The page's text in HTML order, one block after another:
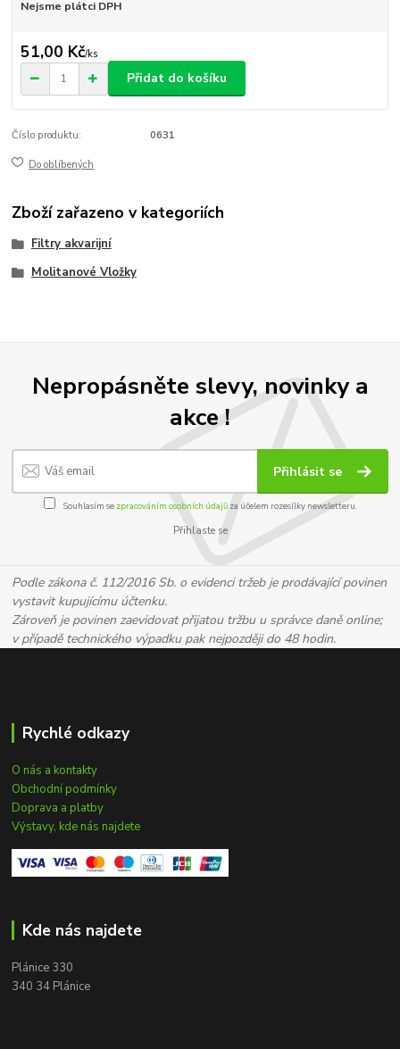
Nejsme plátci DPH
51,00 Kč/ks
Přidat do košíku
Číslo produktu: 0631
Do oblíbených
Zboží zařazeno v kategoriích
Filtry akvarijní
Molitanové Vložky
Nepropásněte slevy, novinky a
akce !
Přihlásit se
Souhlasím se zpracováním osobních údajůza účelem rozesílky newsletteru.
Přihlaste se
Podle zákona č. 112/2016 Sb. o evidenci tržeb je prodávající povinen
vystavit kupujícímu účtenku.
Zároveň je povinen zaevidovat přijatou tržbu u správce daně online;
v případě technického výpadku pak nejpozději do 48 hodin.
Rychlé odkazy
O nás a kontakty
Obchodní podmínky
Doprava a platby
Výstavy, kde nás najdete
Kde nás najdete
Plánice 330
340 34 Plánice